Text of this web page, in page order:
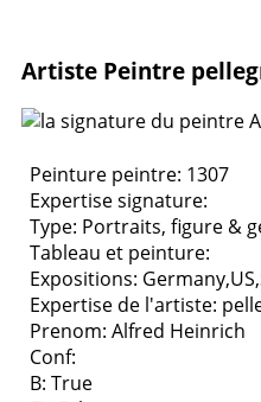
Artiste Peintre
Peinture peintre: 1307
Expertise signature:
Type: Portraits, figure &
Tableau et peinture:
Expositions:
Expertise de l'artiste:
Prenom: Alfred Heinrich
Conf:
B: True